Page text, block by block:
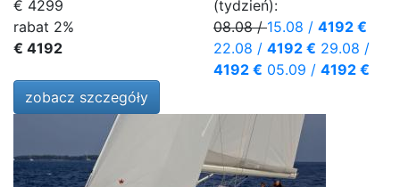
€ 4299
rabat 2%
€ 4192
(tydzień):
08.08/15.08 / 4192 €
22.08 / 4192 € 29.08 /
4192 € 05.09 / 4192 €
zobacz szczegóły